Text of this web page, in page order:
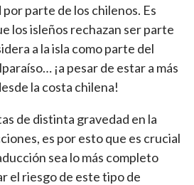
parte de los chilenos. Es
los isleños rechazan ser parte
a la isla como parte del
¡a pesar de estar a más
la costa chilena!
de distinta gravedad en la
es por esto que es crucial
sea lo más completo
el riesgo de este tipo de